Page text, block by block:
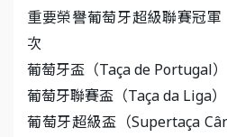
重要榮譽葡萄牙超級聯賽冠
次
葡萄牙盃（Taça de Portugal
葡萄牙聯賽盃（Taça da Liga
葡萄牙超級盃（Supertaça